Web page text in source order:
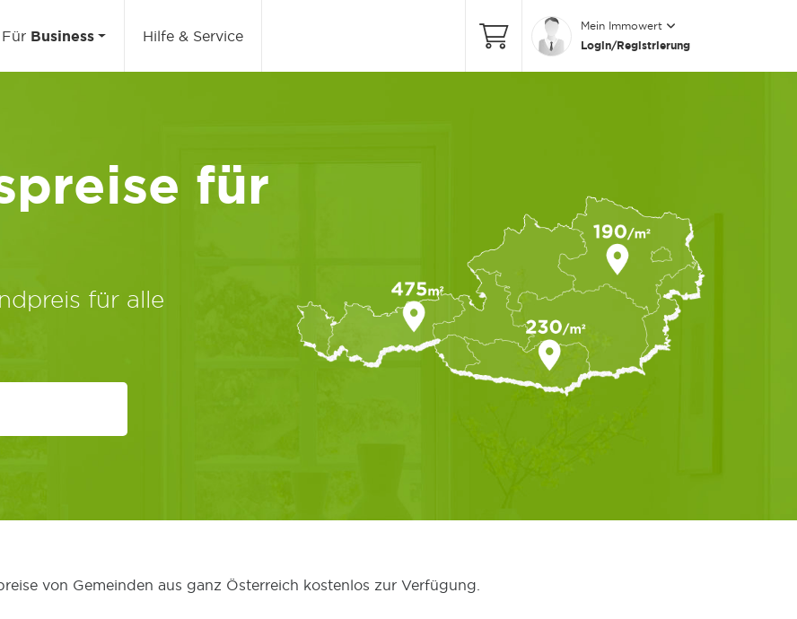
Für Business Hilfe & Service
Mein Immowert
Login/Registrierung
für
für alle
von Gemeinden aus ganz Österreich kostenlos zur Verfügung.